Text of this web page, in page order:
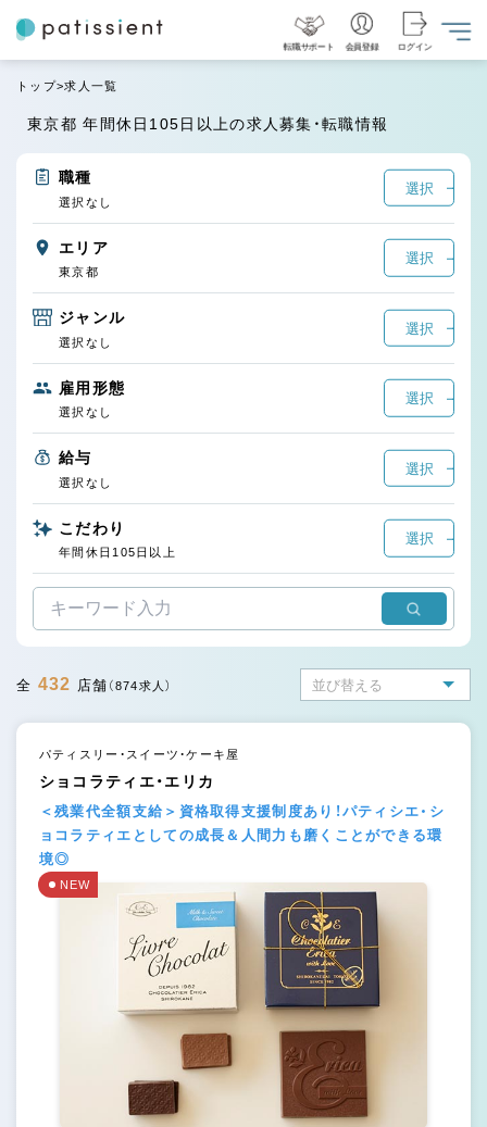
転職サポート 会員登録 ログイン
トップ 求人一覧
東京都 年間休日105日以上の求人募集・転職情報
職種
選択
選択なし
エリア
選択
東京都
ジャンル
選択
選択なし
雇用形態
選択
選択なし
給与
選択
選択なし
こだわり
選択
年間休日105日以上
全 432 店舗 （874求人）
パティスリー・スイーツ・ケーキ屋
ショコラティエ・エリカ
＜残業代全額支給＞資格取得支援制度あり！パティシエ・シ
ョコラティエとしての成長＆人間力も磨くことができる環
境◎
NEW